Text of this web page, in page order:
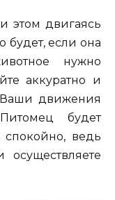
этом двигаясь
будет, если она
нужно
аккуратно и
движения
будет
спокойно, ведь